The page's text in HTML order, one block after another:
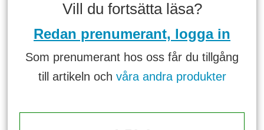
Vill du fortsätta läsa?
Redan prenumerant, logga in
Som prenumerant hos oss får du tillgång
till artikeln och våra andra produkter